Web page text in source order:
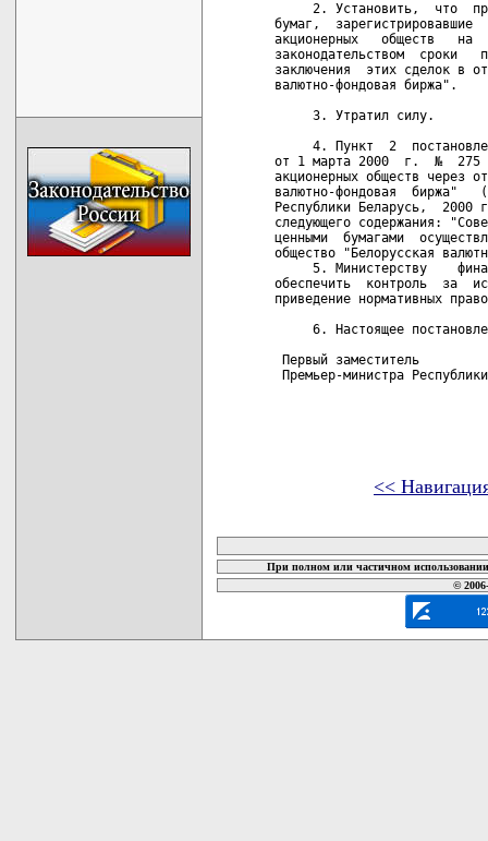
2. Установить,  что
бумаг,
акционерных   обществ   на
законодательством  сроки
заключения  этих сделок в
валютно-фондовая биржа".
     3. Утратил силу.
4. Пункт  2
от 1 марта 2000  г.  №  275
акционерных обществ через
валютно-фондовая  биржа"
Республики Беларусь,
следующего содержания:
ценными  бумагами
общество "Белорусская
5. Министерству
обеспечить  контроль  за
приведение нормативных
6. Настоящее
Первый заместитель
Премьер-министра
<<
При полном или частичном
©